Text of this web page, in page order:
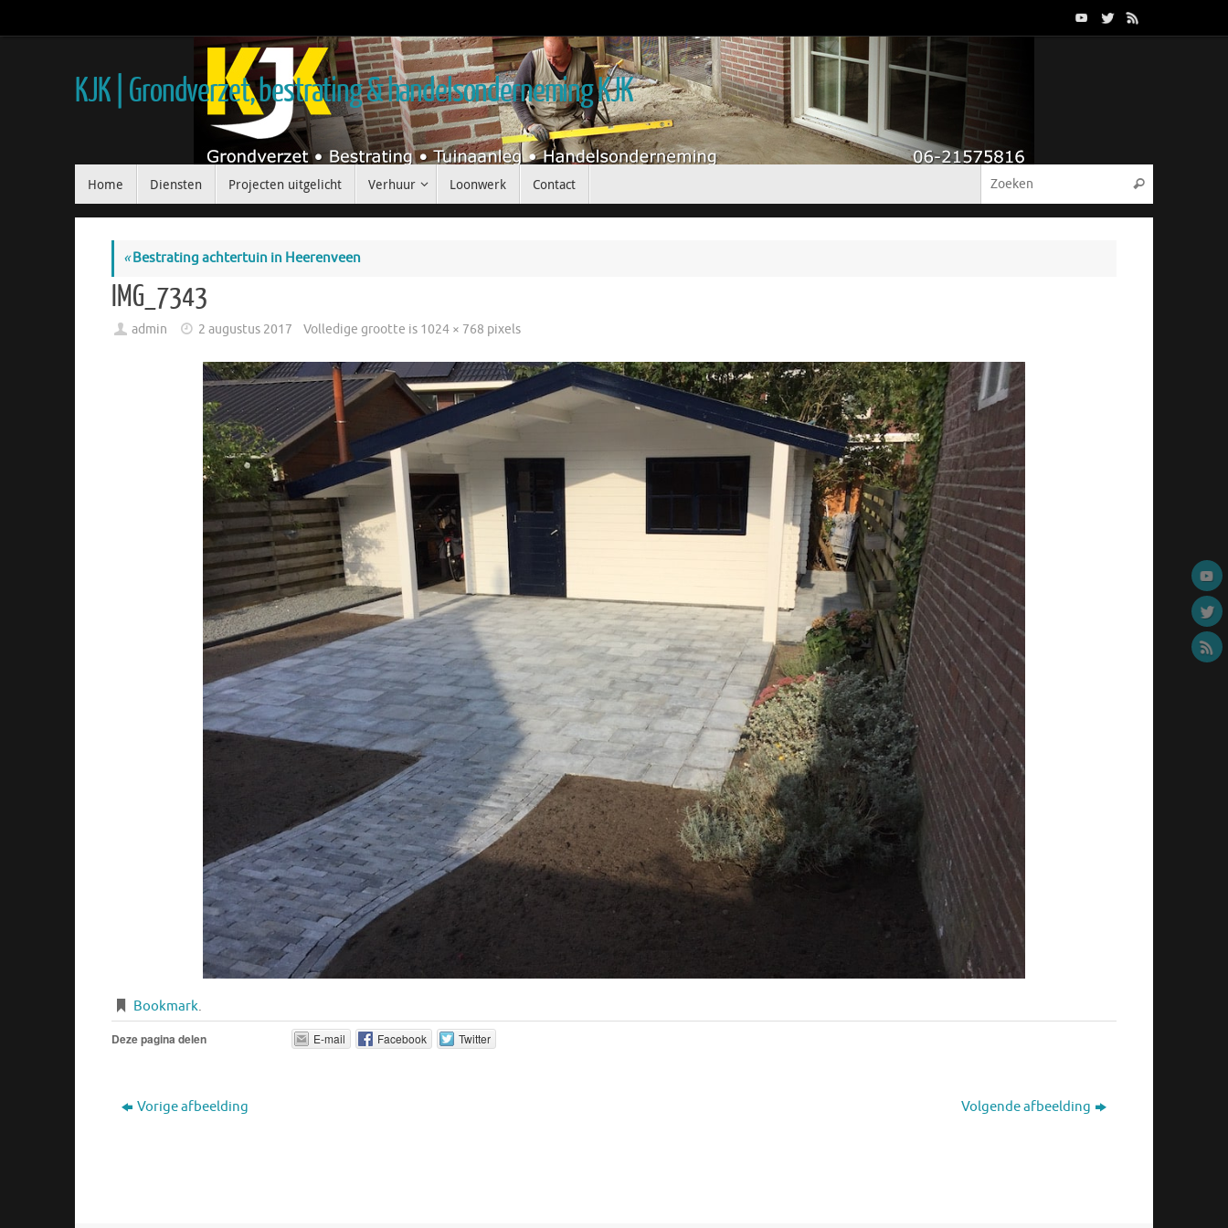
KJK | Grondverzet, bestrating & handelsonderneming KJK
Home Diensten Projecten uitgelicht Verhuur Loonwerk Contact
«Bestrating achtertuin in Heerenveen
IMG_7343
admin 2 augustus 2017 Volledige grootte is 1024 × 768 pixels
Bookmark.
Deze pagina delen E-mail Facebook Twitter
Vorige afbeelding Volgende afbeelding